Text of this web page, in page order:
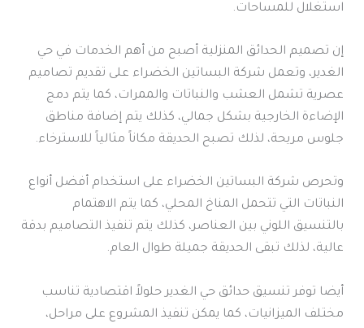
استغلال للمساحات.
إن تصميم الحدائق المنزلية أصبح من أهم الخدمات في حي
الغدير، وتعمل شركة البساتين الخضراء على تقديم تصاميم
عصرية تشمل العشب والنباتات والممرات، كما يتم دمج
الإضاءة الخارجية بشكل جمالي، كذلك يتم إضافة مناطق
جلوس مريحة، لذلك تصبح الحديقة مكاناً مثالياً للاسترخاء.
وتحرص شركة البساتين الخضراء على استخدام أفضل أنواع
النباتات التي تتحمل المناخ المحلي، كما يتم الاهتمام
بالتنسيق اللوني بين العناصر، كذلك يتم تنفيذ التصاميم بدقة
عالية، لذلك تبقى الحديقة جميلة طوال العام.
أيضا توفر تنسيق حدائق حي الغدير حلولاً اقتصادية تناسب
مختلف الميزانيات، كما يمكن تنفيذ المشروع على مراحل،